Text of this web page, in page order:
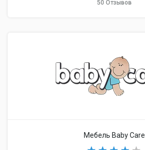
50 Отзывов
Мебель Baby Care